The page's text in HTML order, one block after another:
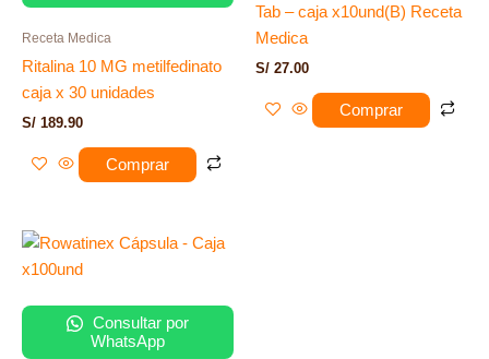
Receta Medica
Ritalina 10 MG metilfedinato
caja x 30 unidades
S/ 189.90
Comprar
Tab – caja x10und(B) Receta
Medica
S/ 27.00
Comprar
Consultar por
WhatsApp